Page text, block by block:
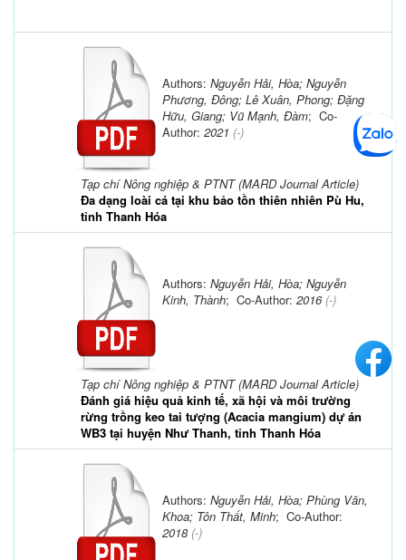
Tạp chí Nông nghiệp & PTNT (MARD Journal Article)
Đa dạng loài cá tại khu bảo tồn thiên nhiên Pù Hu,
tỉnh Thanh Hóa
Authors: Nguyễn Hải, Hòa; Nguyễn
Phương, Đông; Lê Xuân, Phong; Đặng
Hữu, Giang; Vũ Mạnh, Đàm; Co-
Author: 2021 (-)
Tạp chí Nông nghiệp & PTNT (MARD Journal Article)
Đánh giá hiệu quả kinh tế, xã hội và môi trường
rừng trồng keo tai tượng (Acacia mangium) dự án
WB3 tại huyện Như Thanh, tỉnh Thanh Hóa
Authors: Nguyễn Hải, Hòa; Nguyễn
Kinh, Thành; Co-Author: 2016(-)
Authors: Nguyễn Hải, Hòa; Phùng Văn,
Khoa; Tôn Thất, Minh; Co-Author:
2018 (-)